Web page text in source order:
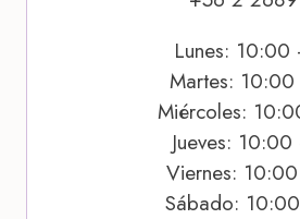
Lunes:
Martes:
Miércoles:
Jueves:
Viernes:
Sábado: